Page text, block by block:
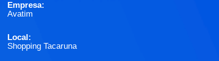
Empresa:
Avatim
Local:
Shopping Tacaruna